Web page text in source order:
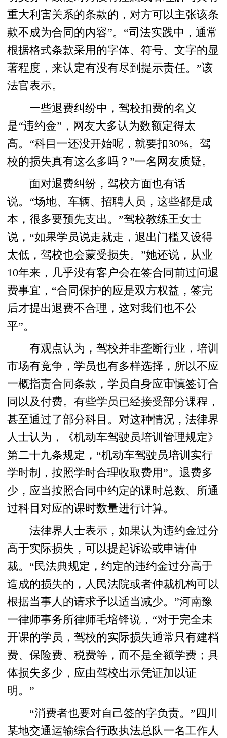
重大利害关系的条款的，对方可以主张该条
款不成为合同的内容”。“司法实践中，通常
根据格式条款采用的字体、符号、文字的显
著程度，来认定有没有尽到提示责任。”该
法官表示。
一些退费纠纷中，驾校扣费的名义
是“违约金”，网友大多认为数额定得太
高。“科目一还没开始呢，就要扣30%。驾
校的损失真有这么多吗？”一名网友质疑。
面对退费纠纷，驾校方面也有话
说。“场地、车辆、招聘人员，这些都是成
本，很多要预先支出。”驾校教练王女士
说，“如果学员说走就走，退出门槛又设得
太低，驾校也会蒙受损失。”她还说，从业
10年来，几乎没有客户会在签合同前过问退
费事宜，“合同保护的应是双方权益，签完
后才提出退费不合理，这对我们也不公
平”。
有观点认为，驾校并非垄断行业，培训
市场有竞争，学员也有多样选择，所以不应
一概指责合同条款，学员自身应审慎签订合
同以及付费。有些学员已经接受部分课程，
甚至通过了部分科目。对这种情况，法律界
人士认为，《机动车驾驶员培训管理规定》
第二十九条规定，“机动车驾驶员培训实行
学时制，按照学时合理收取费用”。退费多
少，应当按照合同中约定的课时总数、所通
过科目对应的课时数量进行计算。
法律界人士表示，如果认为违约金过分
高于实际损失，可以提起诉讼或申请仲
裁。“民法典规定，约定的违约金过分高于
造成的损失的，人民法院或者仲裁机构可以
根据当事人的请求予以适当减少。”河南豫
一律师事务所律师毛培锋说，“对于完全未
开课的学员，驾校的实际损失通常只有建档
费、保险费、税费等，而不是全额学费；具
体损失多少，应由驾校出示凭证加以证
明。”
“消费者也要对自己签的字负责。”四川
某地交通运输综合行政执法总队一名工作人